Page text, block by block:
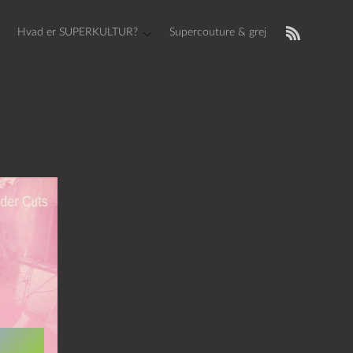
Hvad er SUPERKULTUR? Supercouture & grej